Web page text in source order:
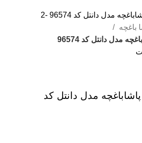
باغچه
مدل دانتل کد 96574
مدل دانتل کد